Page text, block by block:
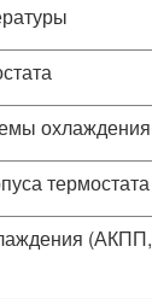
охлаждения
термостата
(АКПП,